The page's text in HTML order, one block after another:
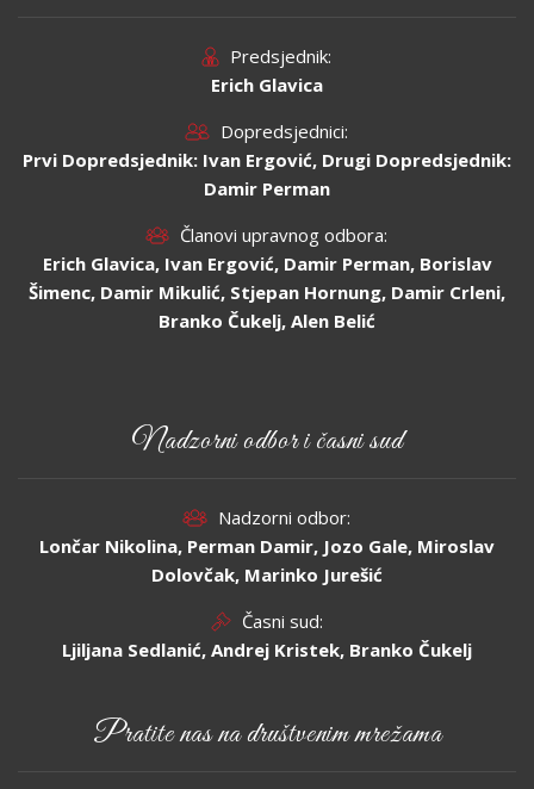
Predsjednik:
Erich Glavica
Dopredsjednici:
Prvi Dopredsjednik: Ivan Ergović, Drugi Dopredsjednik:
Damir Perman
Članovi upravnog odbora:
Erich Glavica, Ivan Ergović, Damir Perman, Borislav
Šimenc, Damir Mikulić, Stjepan Hornung, Damir Crleni,
Branko Čukelj, Alen Belić
Nadzorni odbor i časni sud
Nadzorni odbor:
Lončar Nikolina, Perman Damir, Jozo Gale, Miroslav
Dolovčak, Marinko Jurešić
Časni sud:
Ljiljana Sedlanić, Andrej Kristek, Branko Čukelj
Pratite nas na društvenim mrežama